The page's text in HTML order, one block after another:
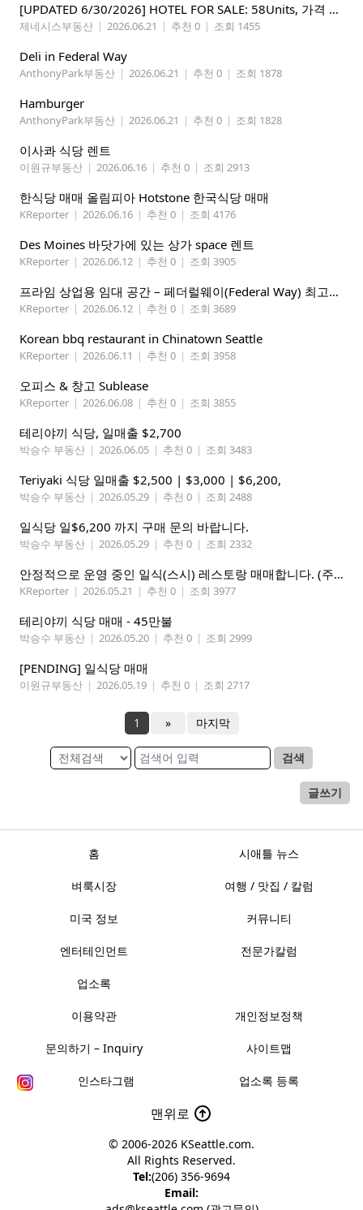
[UPDATED 6/30/2026] HOTEL FOR SALE: 58Units, 가격 295만불, 연매상 135만불
제네시스부동산 | 2026.06.21 | 추천 0 | 조회 1455
Deli in Federal Way
AnthonyPark부동산 | 2026.06.21 | 추천 0 | 조회 1878
Hamburger
AnthonyPark부동산 | 2026.06.21 | 추천 0 | 조회 1828
이사콰 식당 렌트
이원규부동산 | 2026.06.16 | 추천 0 | 조회 2913
한식당 매매 올림피아 Hotstone 한국식당 매매
KReporter | 2026.06.16 | 추천 0 | 조회 4176
Des Moines 바닷가에 있는 상가 space 렌트
KReporter | 2026.06.12 | 추천 0 | 조회 3905
프라임 상업용 임대 공간 – 페더럴웨이(Federal Way) 최고의 가시성 입지
KReporter | 2026.06.12 | 추천 0 | 조회 3689
Korean bbq restaurant in Chinatown Seattle
KReporter | 2026.06.11 | 추천 0 | 조회 3958
오피스 & 창고 Sublease
KReporter | 2026.06.08 | 추천 0 | 조회 3855
테리야끼 식당, 일매출 $2,700
박승수 부동산 | 2026.06.05 | 추천 0 | 조회 3483
Teriyaki 식당 일매출 $2,500 | $3,000 | $6,200,
박승수 부동산 | 2026.05.29 | 추천 0 | 조회 2488
일식당 일$6,200 까지 구매 문의 바랍니다.
박승수 부동산 | 2026.05.29 | 추천 0 | 조회 2332
안정적으로 운영 중인 일식(스시) 레스토랑 매매합니다. (주인없는 가게)
KReporter | 2026.05.21 | 추천 0 | 조회 3977
테리야끼 식당 매매 - 45만불
박승수 부동산 | 2026.05.20 | 추천 0 | 조회 2999
[PENDING] 일식당 매매
이원규부동산 | 2026.05.19 | 추천 0 | 조회 2717
1 » 마지막
검색
글쓰기
홈 시애틀 뉴스
벼룩시장 여행 / 맛집 / 칼럼
미국 정보 커뮤니티
엔터테인먼트 전문가칼럼
업소록
이용약관 개인정보정책
문의하기 – Inquiry 사이트맵
인스타그램 업소록 등록
맨위로
© 2006-2026 KSeattle.com.
All Rights Reserved.
Tel:(206) 356-9694
Email: